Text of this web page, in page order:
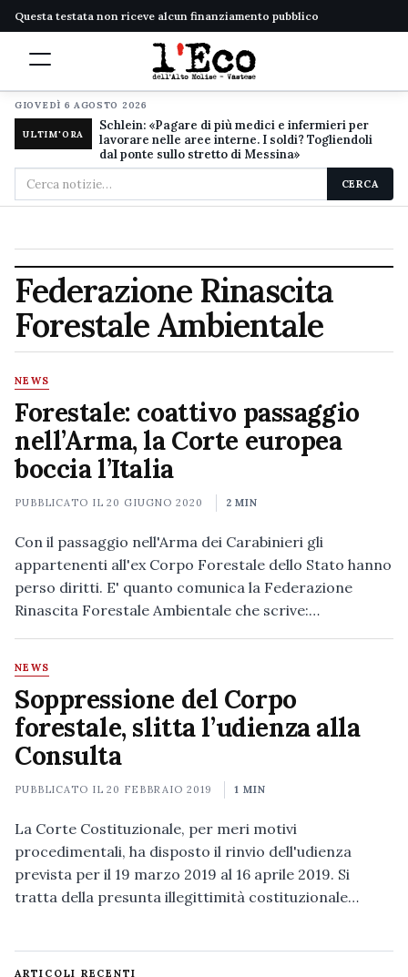
Questa testata non riceve alcun finanziamento pubblico
GIOVEDÌ 6 AGOSTO 2026
ULTIM'ORA
Schlein: «Pagare di più medici e infermieri per
lavorare nelle aree interne. I soldi? Togliendoli
dal ponte sullo stretto di Messina»
Cerca
nel
CERCA
Federazione Rinascita
Forestale Ambientale
NEWS
Forestale: coattivo passaggio
nell’Arma, la Corte europea
boccia l’Italia
PUBBLICATO IL20 GIUGNO 2020 2 MIN
Con il passaggio nell'Arma dei Carabinieri gli
appartenenti all'ex Corpo Forestale dello Stato hanno
perso diritti. E' quanto comunica la Federazione
Rinascita Forestale Ambientale che scrive:…
NEWS
Soppressione del Corpo
forestale, slitta l’udienza alla
Consulta
PUBBLICATO IL20 FEBBRAIO 2019 1 MIN
La Corte Costituzionale, per meri motivi
procedimentali, ha disposto il rinvio dell'udienza
prevista per il 19 marzo 2019 al 16 aprile 2019. Si
tratta della presunta illegittimità costituzionale…
ARTICOLI RECENTI